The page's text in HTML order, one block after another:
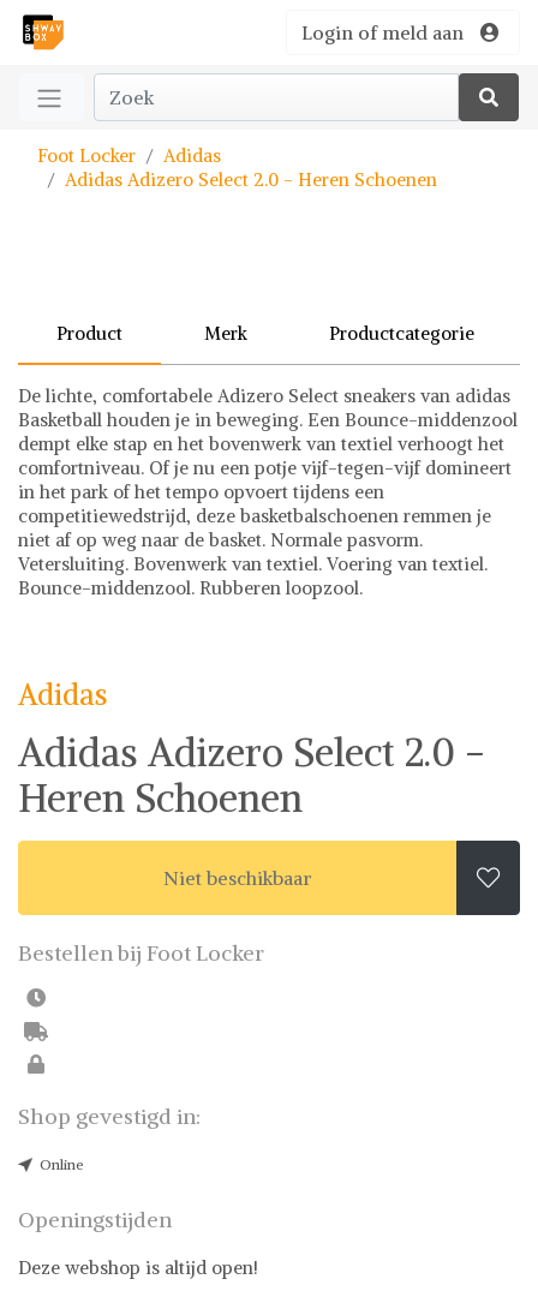
Login of meld aan
Foot Locker
Adidas
Adidas Adizero Select 2.0 - Heren Schoenen
Product Merk Productcategorie
De lichte, comfortabele Adizero Select sneakers van adidas
Basketball houden je in beweging. Een Bounce-middenzool
dempt elke stap en het bovenwerk van textiel verhoogt het
comfortniveau. Of je nu een potje vijf-tegen-vijf domineert
in het park of het tempo opvoert tijdens een
competitiewedstrijd, deze basketbalschoenen remmen je
niet af op weg naar de basket. Normale pasvorm.
Vetersluiting. Bovenwerk van textiel. Voering van textiel.
Bounce-middenzool. Rubberen loopzool.
jouw fashion wish-list samen. Veilig online shoppen.
Adidas
Adidas Adizero Select 2.0 -
Heren Schoenen
Niet beschikbaar 
Bestellen bij Foot Locker
Shop gevestigd in:
Online
Openingstijden
Deze webshop is altijd open!